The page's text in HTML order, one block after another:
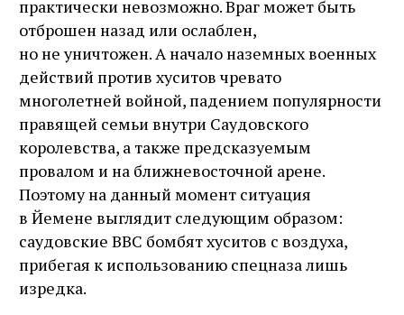
практически невозможно. Враг может быть
отброшен назад или ослаб­лен,
но не уничтожен. А начало наземных военных
действий против хуситов чревато
многолетней войной, падением популярности
правящей семьи внутри Саудовского
королевства, а также предсказуемым
провалом и на ближневосточной арене.
Поэтому на данный момент ситуация
в Йемене выглядит следующим образом:
саудовские ВВС бомбят хуситов с воздуха,
прибегая к использованию спецназа лишь
изредка.